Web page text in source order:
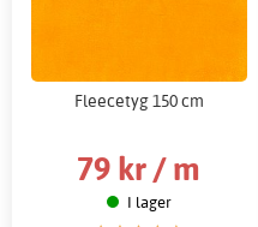
Fleecetyg 150 cm
79 kr / m
I lager